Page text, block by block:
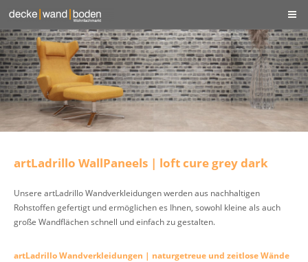
artLadrillo WallPaneels | loft cure grey dark
Unsere artLadrillo Wandverkleidungen werden aus nachhaltigen
Rohstoffen gefertigt und ermöglichen es Ihnen, sowohl kleine als auch
große Wandflächen schnell und einfach zu gestalten.
artLadrillo Wandverkleidungen | naturgetreue und zeitlose Wände